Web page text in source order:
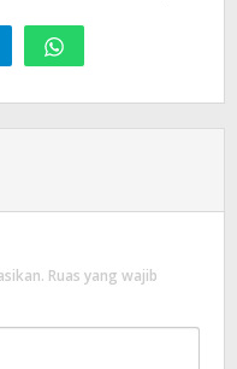
Ruas yang wajib